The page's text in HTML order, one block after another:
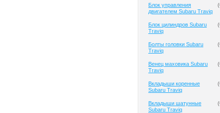
Блок управления
двигателем Subaru Traviq
(
Блок цилиндров Subaru
Traviq
(
Болты головки Subaru
Traviq
(
Венец маховика Subaru
Traviq
(
Вкладыши коренные
Subaru Traviq
(
Вкладыши шатунные
Subaru Traviq
(